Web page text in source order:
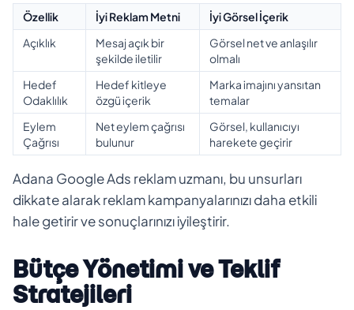
Özellik İyi Reklam Metni
İyi Görsel İçerik
Açıklık
Mesaj açık bir
şekilde iletilir
Görsel net ve anlaşılır
olmalı
Hedef
Odaklılık
Hedef kitleye
özgü içerik
Marka imajını yansıtan
temalar
Eylem
Çağrısı
Net eylem çağrısı
bulunur
Görsel, kullanıcıyı
harekete geçirir
Adana Google Ads reklam uzmanı, bu unsurları
dikkate alarak reklam kampanyalarınızı daha etkili
hale getirir ve sonuçlarınızı iyileştirir.
Bütçe Yönetimi ve Teklif
Stratejileri